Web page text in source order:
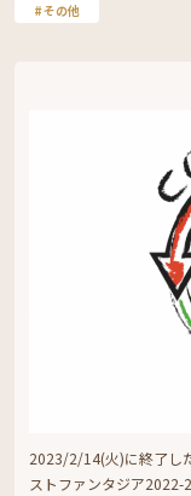
その他
2023/2/14(火)に終了し
ストファンタジア